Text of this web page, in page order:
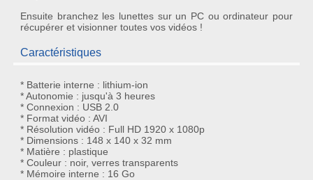
Ensuite branchez les lunettes sur un PC ou ordinateur pour
récupérer et visionner toutes vos vidéos !
Caractéristiques
* Batterie interne : lithium-ion
* Autonomie : jusqu'à 3 heures
* Connexion : USB 2.0
* Format vidéo : AVI
* Résolution vidéo : Full HD 1920 x 1080p
* Dimensions : 148 x 140 x 32 mm
* Matière : plastique
* Couleur : noir, verres transparents
* Mémoire interne : 16 Go